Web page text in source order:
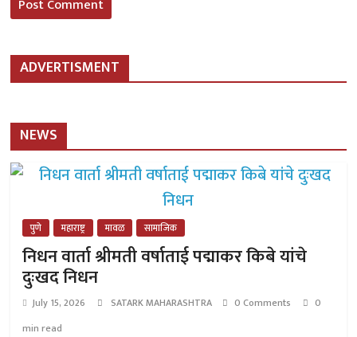
ADVERTISMENT
NEWS
पुणे महाराष्ट्र मावळ सामाजिक
निधन वार्ता श्रीमती वर्षाताई पद्माकर किबे यांचे
दुःखद निधन
July 15, 2026 SATARK MAHARASHTRA 0 Comments
0
min read